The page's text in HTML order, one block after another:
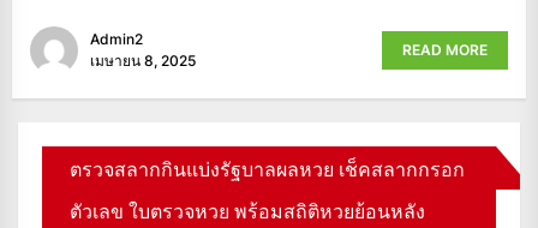
Admin2
เมษายน 8, 2025
READ MORE
ตรวจสลากกินแบ่งรัฐบาลผลหวย เช็คสลากกรอก
ตัวเลข ใบตรวจหวย พร้อมสถิติหวยย้อนหลัง